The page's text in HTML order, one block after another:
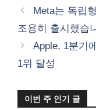
테
리
Meta는 독립
조용히 출시했습
Apple, 1분기
1위 달성
이번 주 인기 글